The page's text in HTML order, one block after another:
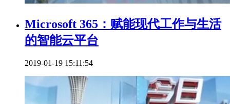
Microsoft 365：赋能现代工作与生活
的智能云平台
2019-01-19 15:11:54